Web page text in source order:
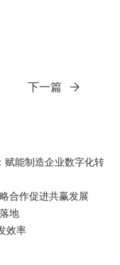
下一篇
赋能制造企业数字化转
合作促进共赢发展
地
效率